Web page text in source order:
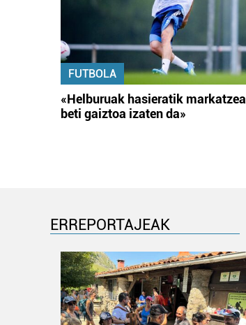
FUTBOLA
«Helburuak hasieratik markatzea
beti gaiztoa izaten da»
ERREPORTAJEAK